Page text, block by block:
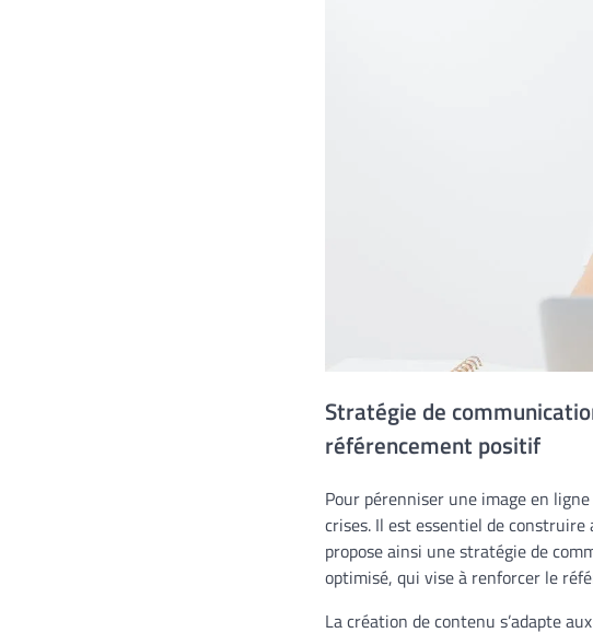
Stratégie de
référencement positif
Pour pérenniser une image en
crises. Il est essentiel de
propose ainsi une stratégie de
optimisé, qui vise à renforcer le
La création de contenu s’adapte